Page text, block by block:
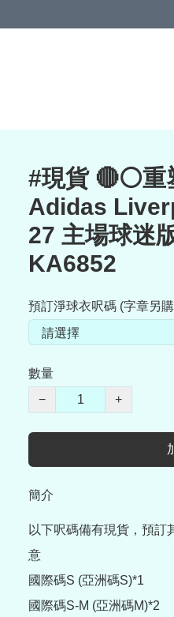
#現貨 🔴⚪重
Adidas
27 主場球迷
KA6852
預訂淨球衣呎碼 (字章另
數量
−
+
簡介
以下呎碼備有現貨，預訂
意
國際碼S (亞洲碼S)*1
國際碼S-M (亞洲碼M)*2